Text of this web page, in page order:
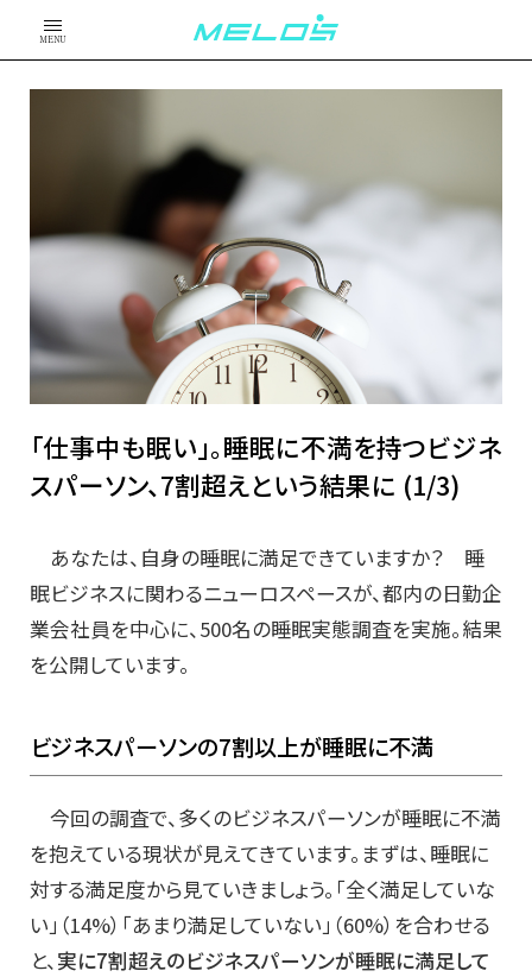
MENU
「仕事中も眠い」。睡眠に不満を持つビジネ
スパーソン、7割超えという結果に (1/3)
あなたは、自身の睡眠に満足できていますか？ 睡
眠ビジネスに関わるニューロスペースが、都内の日勤企
業会社員を中心に、500名の睡眠実態調査を実施。結果
を公開しています。
ビジネスパーソンの7割以上が睡眠に不満
今回の調査で、多くのビジネスパーソンが睡眠に不満
を抱えている現状が見えてきています。まずは、睡眠に
対する満足度から見ていきましょう。「全く満足していな
い」（14%）「あまり満足していない」（60%）を合わせる
と、実に7割超えのビジネスパーソンが睡眠に満足して